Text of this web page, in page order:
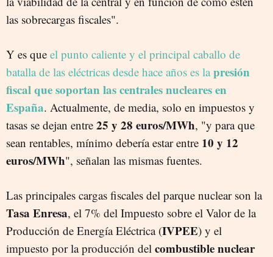
las sobrecargas fiscales".
Y es que el punto caliente y el principal caballo de
batalla de las eléctricas desde hace años es lapresión
fiscal que soportan las centrales nucleares en
España. Actualmente, de media, solo en impuestos y
tasas se dejan entre 25 y 28 euros/MWh, "y para que
sean rentables, mínimo debería estar entre 10 y 12
euros/MWh", señalan las mismas fuentes.
Las principales cargas fiscales del parque nuclear son la
Tasa Enresa, el 7% del Impuesto sobre el Valor de la
Producción de Energía Eléctrica (IVPEE) y el
impuesto por la producción del combustible nuclear